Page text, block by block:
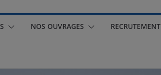
NOS OUVRAGES RECRUTEMENT